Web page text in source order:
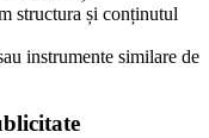
structura și conținutul
instrumente similare de